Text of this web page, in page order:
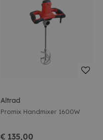
Altrad
Promix Handmixer 1600W
€ 135,00